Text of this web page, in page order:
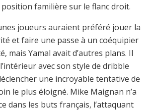
familière sur le flanc droit.
joueurs auraient préféré jouer la
et faire une passe à un coéquipier
mais Yamal avait d’autres plans. Il
avec son style de dribble
une incroyable tentative de
le plus éloigné. Mike Maignan n’a
dans les buts français, l’attaquant